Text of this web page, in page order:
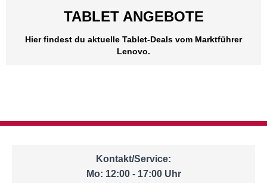
TABLET ANGEBOTE
Hier findest du aktuelle Tablet-Deals vom Marktführer
Lenovo.
Kontakt/Service:
Mo: 12:00 - 17:00 Uhr